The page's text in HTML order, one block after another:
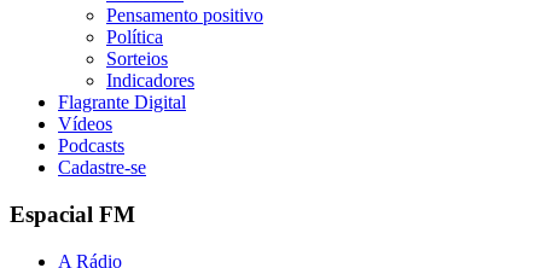
Pensamento positivo
Política
Sorteios
Indicadores
Flagrante Digital
Vídeos
Podcasts
Cadastre-se
Espacial FM
A Rádio